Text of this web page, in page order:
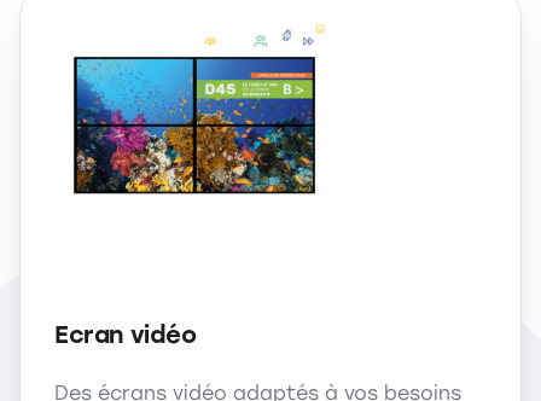
Ecran vidéo
Des écrans vidéo adaptés à vos besoins